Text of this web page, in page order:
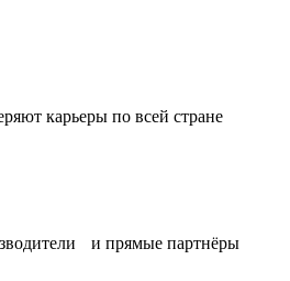
карьеры по всей стране
и прямые партнёры